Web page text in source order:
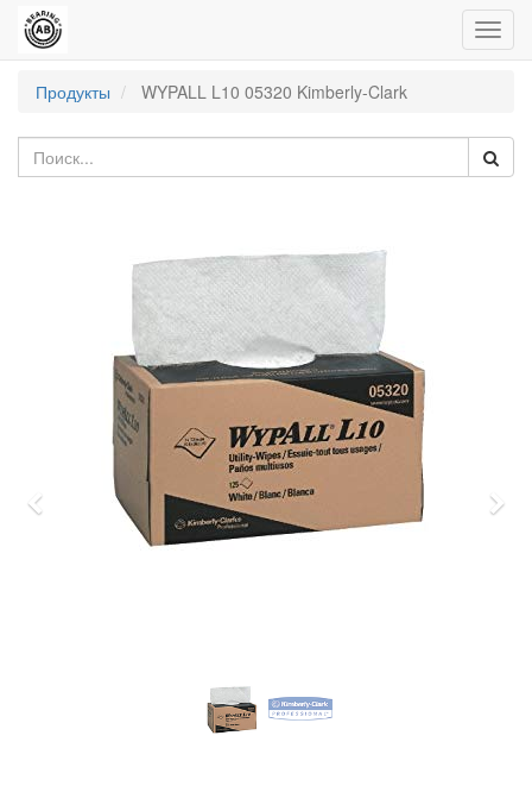
Продукты
WYPALL L10 05320 Kimberly-Clark
Previous